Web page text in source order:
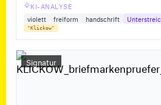
KI-ANALYSE
violett
freiform handschrift
"Klickow"
Signatur